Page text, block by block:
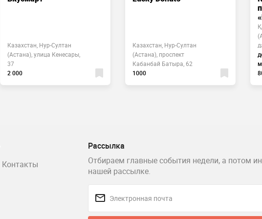
Казахстан, Нур-Султан
(Астана), улица Кенесары,
37
2 000
Казахстан, Нур-Султан
(Астана), проспект
Кабанбай Батыра, 62
1000
Рассылка
Отбираем главные события недели, а потом
нашей рассылке.
Контакты